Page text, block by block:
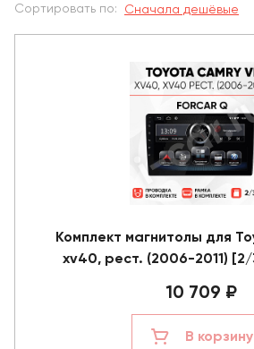
Сортировать по: Сначала дешёвые
Комплект магнитолы для
xv40, рест. (2006-2011)
10 709 ₽
В корзину